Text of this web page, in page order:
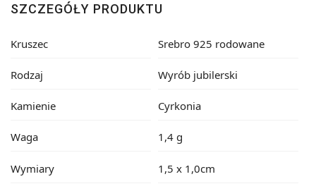
SZCZEGÓŁY PRODUKTU
Kruszec Srebro 925 rodowane
Rodzaj Wyrób jubilerski
Kamienie Cyrkonia
Waga 1,4 g
Wymiary 1,5 x 1,0cm